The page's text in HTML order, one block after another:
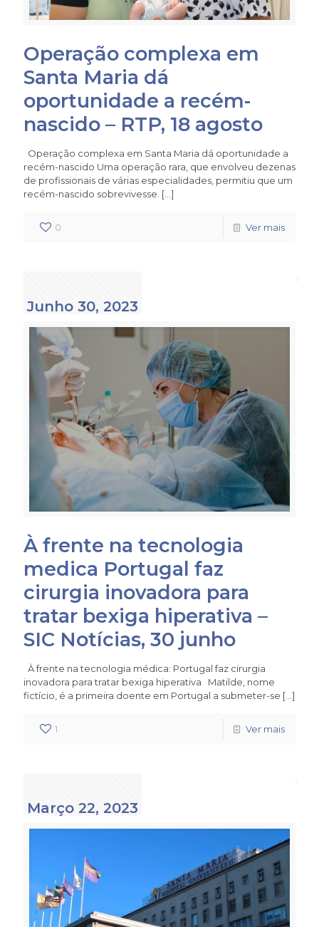
Operação complexa em
Santa Maria dá
oportunidade a recém-
nascido – RTP, 18 agosto
Operação complexa em Santa Maria dá oportunidade a
recém-nascido Uma operação rara, que envolveu dezenas
de profissionais de várias especialidades, permitiu que um
recém-nascido sobrevivesse. […]
0 Ver mais
Junho 30, 2023
À frente na tecnologia
medica Portugal faz
cirurgia inovadora para
tratar bexiga hiperativa –
SIC Notícias, 30 junho
À frente na tecnologia médica: Portugal faz cirurgia
inovadora para tratar bexiga hiperativa Matilde, nome
fictício, é a primeira doente em Portugal a submeter-se […]
1 Ver mais
Março 22, 2023